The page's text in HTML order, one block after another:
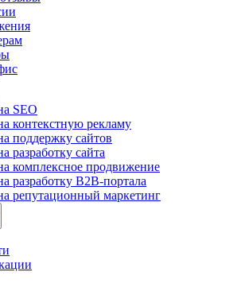
SEO
контекстную рекламу
поддержку сайтов
разработку сайта
комплексное продвижение
разработку В2В-портала
репутационный маркетинг